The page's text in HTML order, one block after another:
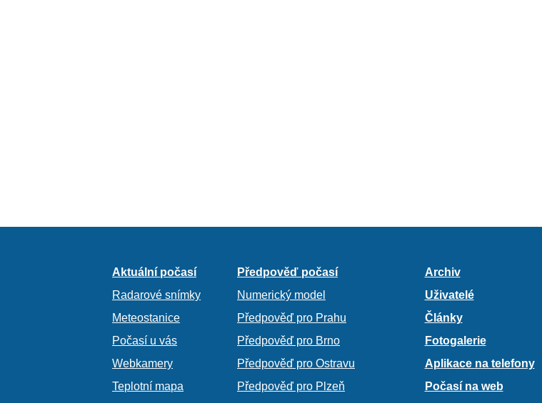
Aktuální počasí
Radarové snímky
Meteostanice
Počasí u vás
Webkamery
Teplotní mapa
Předpověď počasí
Numerický model
Předpověď pro Prahu
Předpověď pro Brno
Předpověď pro Ostravu
Předpověď pro Plzeň
Archiv
Uživatelé
Články
Fotogalerie
Aplikace na telefony
Počasí na web